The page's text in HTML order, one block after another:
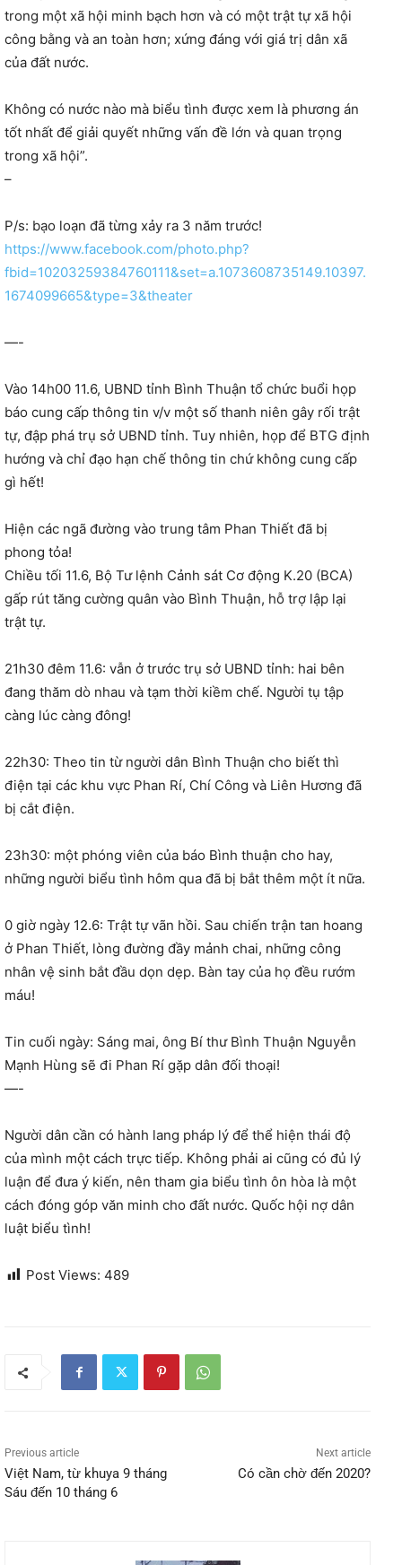
trong một xã hội minh bạch hơn và có một trật tự xã hội
công bằng và an toàn hơn; xứng đáng với giá trị dân xã
của đất nước.
Không có nước nào mà biểu tình được xem là phương án
tốt nhất để giải quyết những vấn đề lớn và quan trọng
trong xã hội”.
–
P/s: bạo loạn đã từng xảy ra 3 năm trước!
https://www.facebook.com/photo.php?
fbid=10203259384760111&set=a.1073608735149.10397.
1674099665&type=3&theater
—-
Vào 14h00 11.6, UBND tỉnh Bình Thuận tổ chức buổi họp
báo cung cấp thông tin v/v một số thanh niên gây rối trật
tự, đập phá trụ sở UBND tỉnh. Tuy nhiên, họp để BTG định
hướng và chỉ đạo hạn chế thông tin chứ không cung cấp
gì hết!
Hiện các ngã đường vào trung tâm Phan Thiết đã bị
phong tỏa!
Chiều tối 11.6, Bộ Tư lệnh Cảnh sát Cơ động K.20 (BCA)
gấp rút tăng cường quân vào Bình Thuận, hỗ trợ lập lại
trật tự.
21h30 đêm 11.6: vẫn ở trước trụ sở UBND tỉnh: hai bên
đang thăm dò nhau và tạm thời kiềm chế. Người tụ tập
càng lúc càng đông!
22h30: Theo tin từ người dân Bình Thuận cho biết thì
điện tại các khu vực Phan Rí, Chí Công và Liên Hương đã
bị cắt điện.
23h30: một phóng viên của báo Bình thuận cho hay,
những người biểu tình hôm qua đã bị bắt thêm một ít nữa.
0 giờ ngày 12.6: Trật tự vãn hồi. Sau chiến trận tan hoang
ở Phan Thiết, lòng đường đầy mảnh chai, những công
nhân vệ sinh bắt đầu dọn dẹp. Bàn tay của họ đều rướm
máu!
Tin cuối ngày: Sáng mai, ông Bí thư Bình Thuận Nguyễn
Mạnh Hùng sẽ đi Phan Rí gặp dân đối thoại!
—-
Người dân cần có hành lang pháp lý để thể hiện thái độ
của mình một cách trực tiếp. Không phải ai cũng có đủ lý
luận để đưa ý kiến, nên tham gia biểu tình ôn hòa là một
cách đóng góp văn minh cho đất nước. Quốc hội nợ dân
luật biểu tình!
Post Views: 489
Previous article
Việt Nam, từ khuya 9 tháng
Sáu đến 10 tháng 6
Next article
Có cần chờ đến 2020?